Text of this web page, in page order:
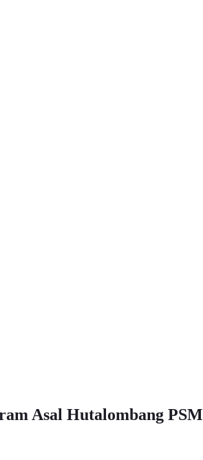
Asal Hutalombang PSM